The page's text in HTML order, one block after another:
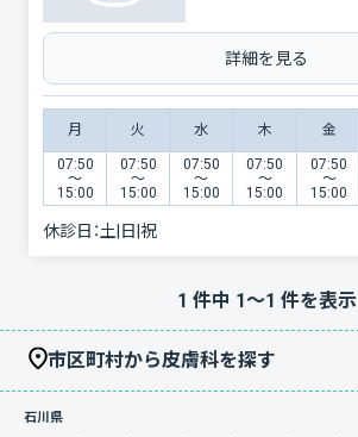
詳細を見る
月 火 水 木 金
07:50
〜
15:00
07:50
〜
15:00
07:50
〜
15:00
07:50
〜
15:00
07:50
〜
15:00
休診日：土|日|祝
1 件中 1〜1 件を表示
市区町村から皮膚科を探す
石川県